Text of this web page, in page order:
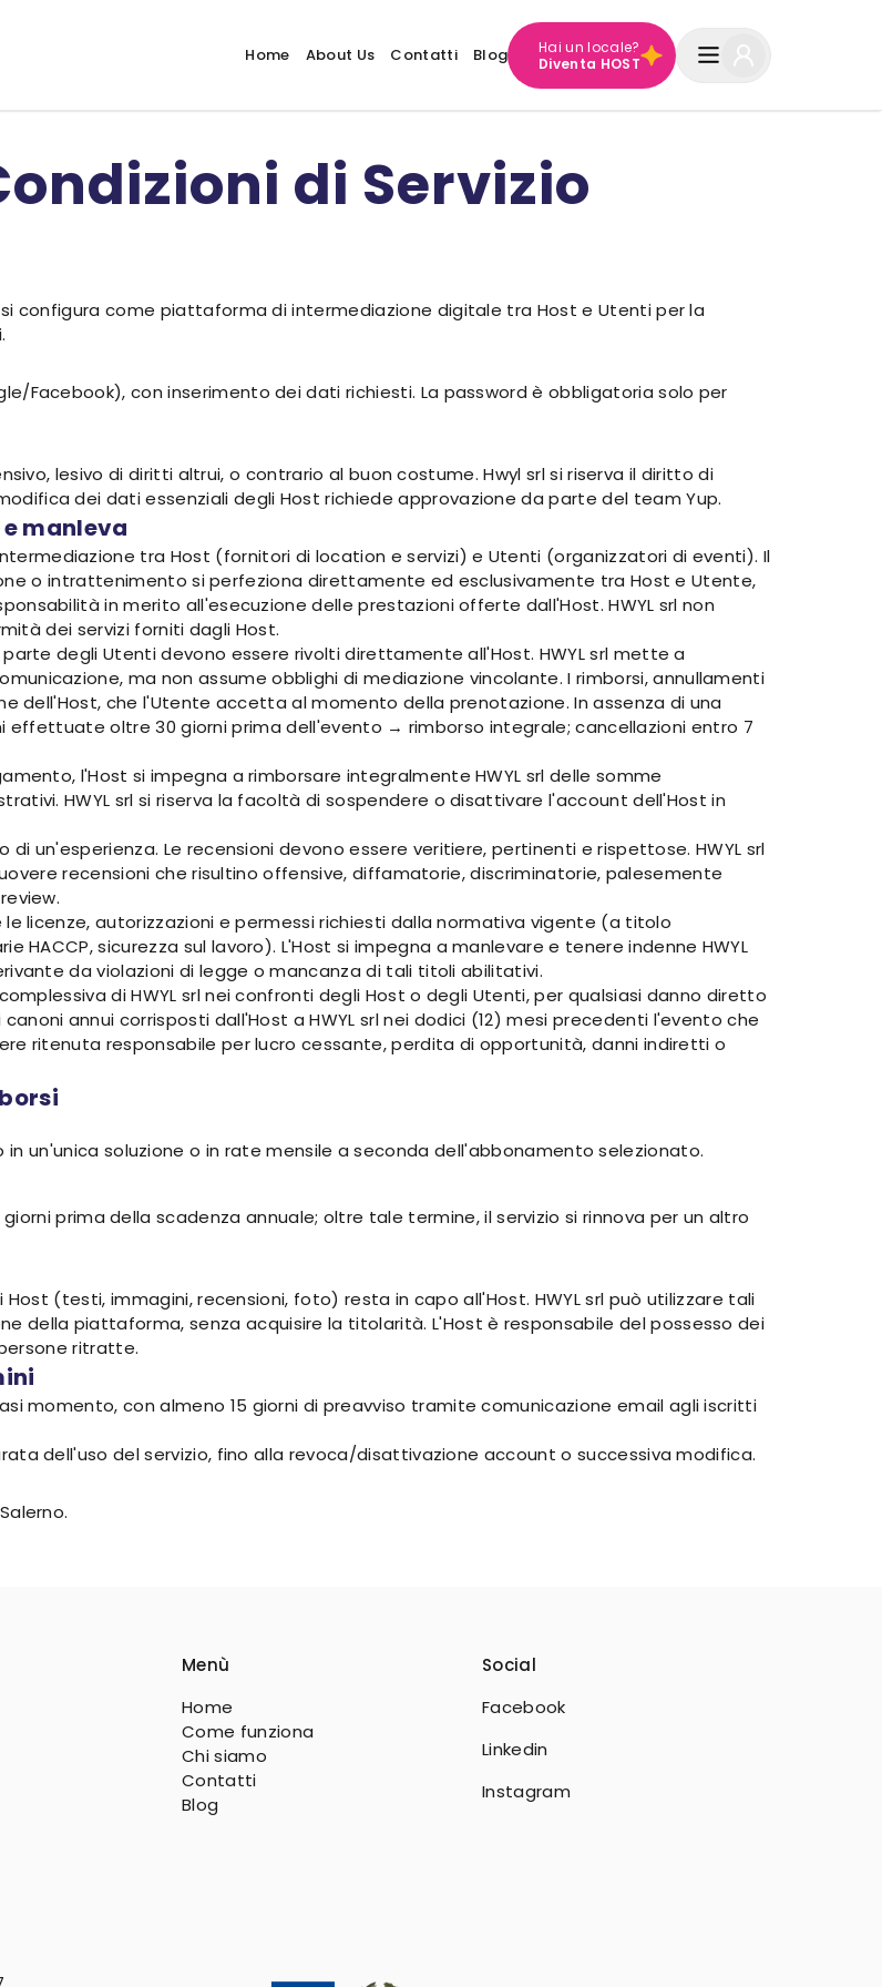
Home About Us Contatti Blog
Hai un locale?
Diventa HOST
di Servizio
si configura come piattaforma di intermediazione digitale tra Host e Utenti per la
Facebook), con inserimento dei dati richiesti. La password è obbligatoria solo per
lesivo di diritti altrui, o contrario al buon costume. Hwyl srl si riserva il diritto di
dei dati essenziali degli Host richiede approvazione da parte del team Yup.
manleva
tra Host (fornitori di location e servizi) e Utenti (organizzatori di eventi). Il
o intrattenimento si perfeziona direttamente ed esclusivamente tra Host e Utente,
in merito all'esecuzione delle prestazioni offerte dall'Host. HWYL srl non
dei servizi forniti dagli Host.
degli Utenti devono essere rivolti direttamente all'Host. HWYL srl mette a
ma non assume obblighi di mediazione vincolante. I rimborsi, annullamenti
dell'Host, che l'Utente accetta al momento della prenotazione. In assenza di una
effettuate oltre 30 giorni prima dell'evento → rimborso integrale; cancellazioni entro 7
l'Host si impegna a rimborsare integralmente HWYL srl delle somme
HWYL srl si riserva la facoltà di sospendere o disattivare l'account dell'Host in
un'esperienza. Le recensioni devono essere veritiere, pertinenti e rispettose. HWYL srl
recensioni che risultino offensive, diffamatorie, discriminatorie, palesemente
licenze, autorizzazioni e permessi richiesti dalla normativa vigente (a titolo
HACCP, sicurezza sul lavoro). L'Host si impegna a manlevare e tenere indenne HWYL
da violazioni di legge o mancanza di tali titoli abilitativi.
di HWYL srl nei confronti degli Host o degli Utenti, per qualsiasi danno diretto
annui corrisposti dall'Host a HWYL srl nei dodici (12) mesi precedenti l'evento che
ritenuta responsabile per lucro cessante, perdita di opportunità, danni indiretti o
un'unica soluzione o in rate mensile a seconda dell'abbonamento selezionato.
prima della scadenza annuale; oltre tale termine, il servizio si rinnova per un altro
(testi, immagini, recensioni, foto) resta in capo all'Host. HWYL srl può utilizzare tali
della piattaforma, senza acquisire la titolarità. L'Host è responsabile del possesso dei
ritratte.
momento, con almeno 15 giorni di preavviso tramite comunicazione email agli iscritti
dell'uso del servizio, fino alla revoca/disattivazione account o successiva modifica.
Menù
Home
Come funziona
Chi siamo
Contatti
Blog
Social
Facebook
Linkedin
Instagram